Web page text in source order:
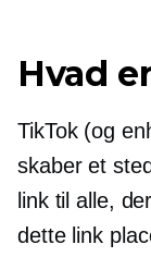
Hvad
TikTok (og
skaber et
link til alle,
dette link